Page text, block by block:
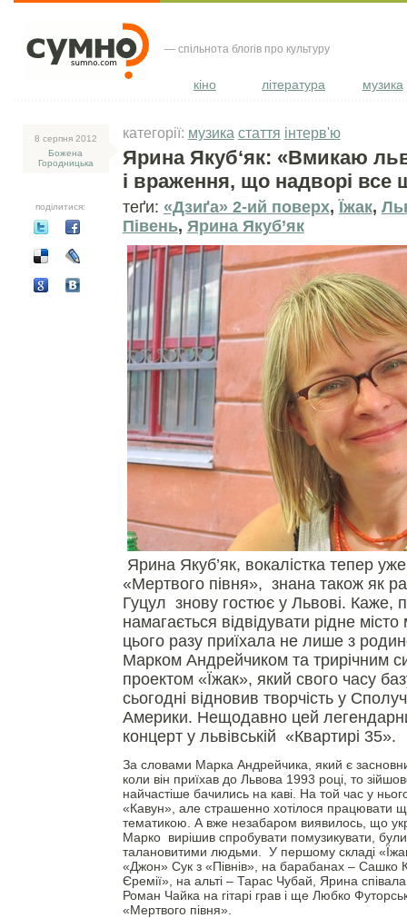
— спільнота блогів про культуру
кіно література музика
8 серпня 2012
Божена
Городницька
поділитися:
категорії: музика стаття інтерв'ю
Ярина Якуб‘як: «Вмикаю
і враження, що надворі все
теґи: «Дзиґа» 2-ий поверх, Їжак,
Півень, Ярина Якуб’як
Ярина Якуб’як, вокалістка тепер
«Мертвого півня», знана також як
Гуцул знову гостює у Львові. Каже,
намагається відвідувати рідне
цього разу приїхала не лише з
Марком Андрейчиком та трирічним
проектом «Їжак», який свого часу
сьогодні відновив творчість у
Америки. Нещодавно цей
концерт у львівській «Квартирі 35».
За словами Марка Андрейчика, який є
коли він приїхав до Львова 1993 році, то
найчастіше бачились на каві. На той час у
«Кавун», але страшенно хотілося працювати
тематикою. А вже незабаром виявилось, що
Марко вирішив спробувати помузикувати, були
талановитими людьми. У першому складі
«Джон» Сук з «Півнів», на барабанах – Сашко
Єремії», на альті – Тарас Чубай, Ярина
Роман Чайка на гітарі грав і ще Любко
«Мертвого півня».